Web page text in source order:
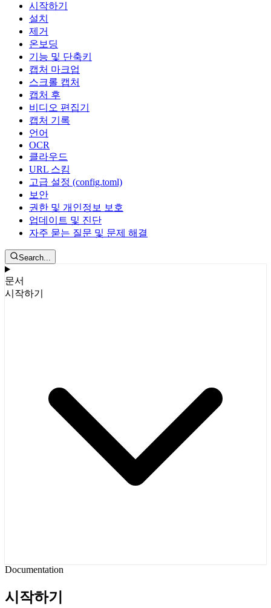
시작하기
설치
제거
온보딩
기능 및 단축키
캡처 마크업
스크롤 캡처
캡처 후
비디오 편집기
캡처 기록
언어
OCR
클라우드
URL 스킴
고급 설정 (config.toml)
보안
권한 및 개인정보 보호
업데이트 및 진단
자주 묻는 질문 및 문제 해결
Search...
문서
시작하기
Documentation
시작하기